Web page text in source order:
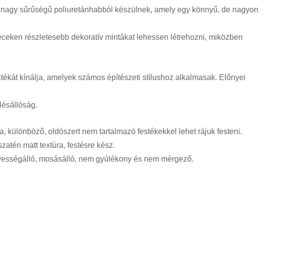
sűrűségű poliuretánhabból készülnek, amely egy könnyű, de nagyon
részletesebb dekoratív mintákat lehessen létrehozni, miközben
kínálja, amelyek számos építészeti stílushoz alkalmasak. Előnyei
különböző, oldószert nem tartalmazó festékekkel lehet rájuk festeni.
matt textúra, festésre kész.
mosásálló, nem gyúlékony és nem mérgező.